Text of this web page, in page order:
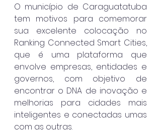
O município de Caraguatatuba
tem motivos para comemorar
sua excelente colocação no
Ranking Connected Smart Cities,
que é uma plataforma que
envolve empresas, entidades e
governos, com objetivo de
encontrar o DNA de inovação e
melhorias para cidades mais
inteligentes e conectadas umas
com as outras.